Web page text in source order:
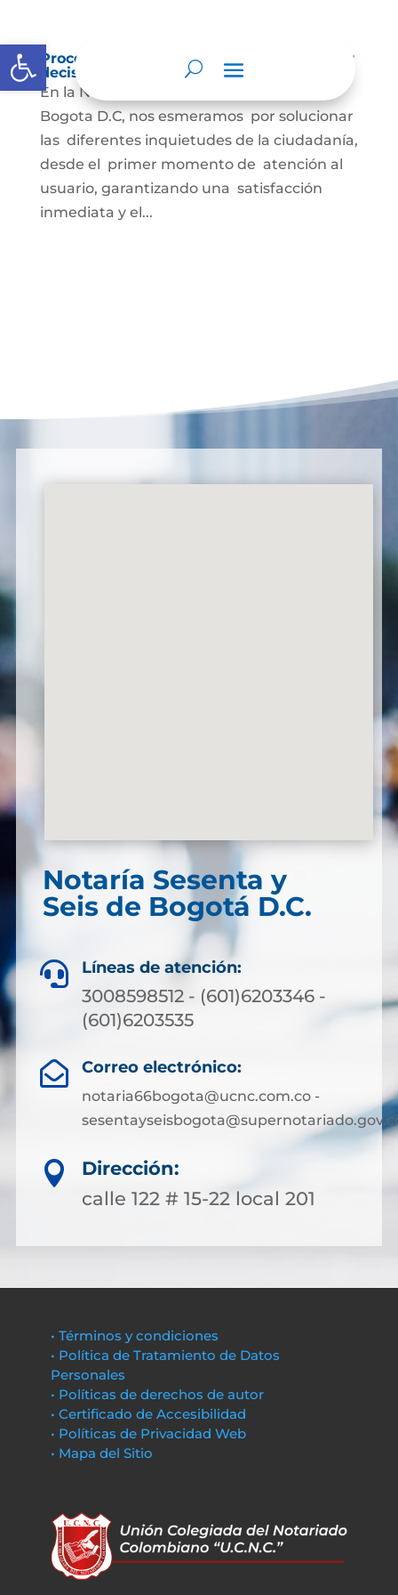
Abrir barra de herramientas
Procedimientos que se siguen para tomar
decisiones en las diferentes áreas.
En la Notaría Sesenta y Seis del Circulo de
Bogota D.C, nos esmeramos por solucionar
las diferentes inquietudes de la ciudadanía,
desde el primer momento de atención al
usuario, garantizando una satisfacción
inmediata y el...
Notaría Sesenta y
Seis de Bogotá D.C.
 Líneas de atención:
3008598512 - (601)6203346 -
(601)6203535
 Correo electrónico:
notaria66bogota@ucnc.com.co -

Dirección:
calle 122 # 15-22 local 201
• Términos y condiciones
• Política de Tratamiento de Datos
Personales
• Políticas de derechos de autor
• Certificado de Accesibilidad
• Políticas de Privacidad Web
• Mapa del Sitio